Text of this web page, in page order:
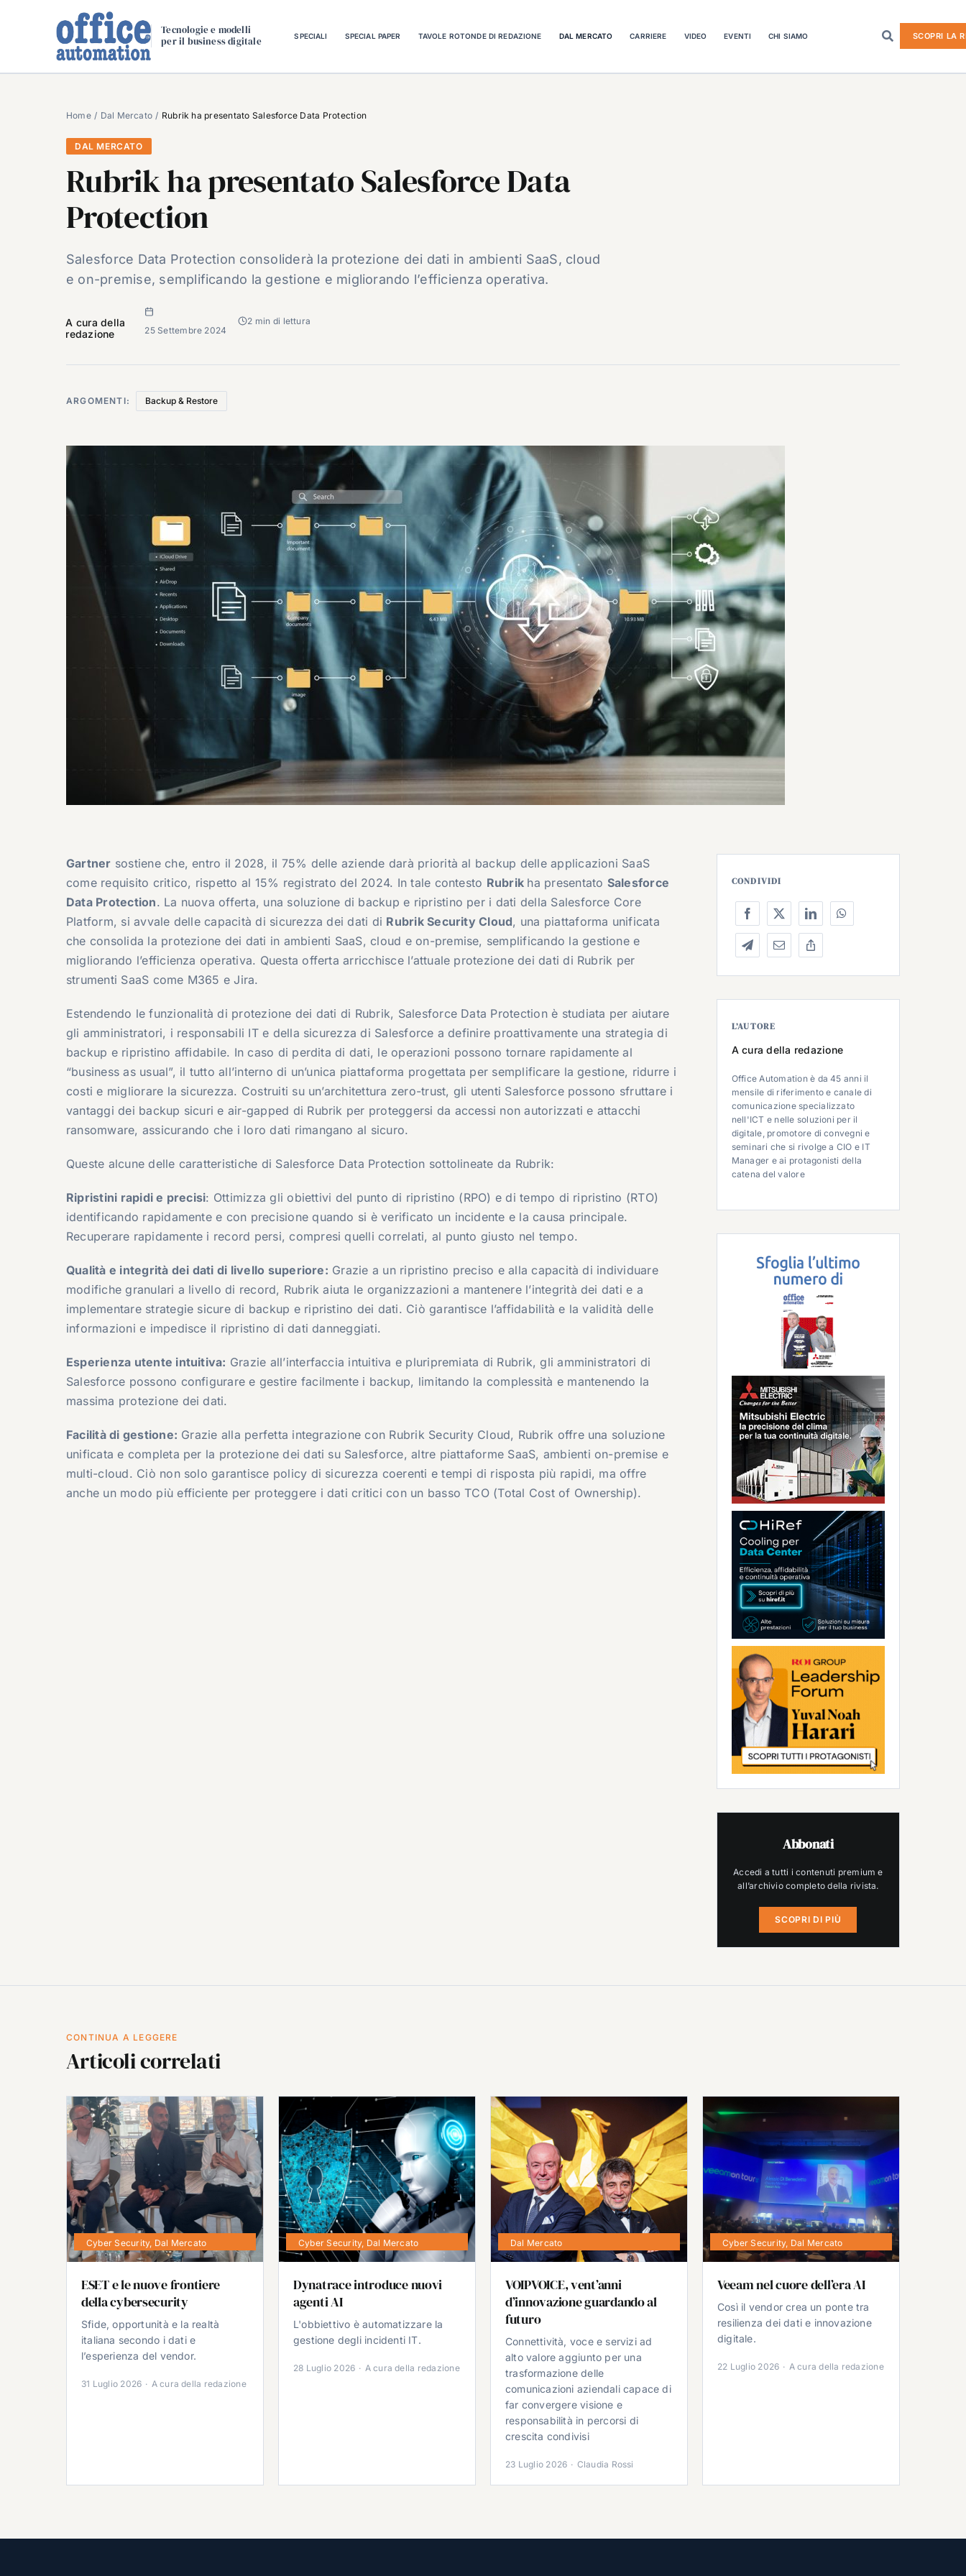
Tecnologie e modelli
per il business digitale
SPECIALI SPECIAL PAPER TAVOLE ROTONDE DI REDAZIONE DAL MERCATO CARRIERE VIDEO EVENTI CHI SIAMO SCOPRI LA
Home Dal Mercato Rubrik ha presentato Salesforce Data Protection
DAL MERCATO
Rubrik ha presentato Salesforce Data
Protection
Salesforce Data Protection consoliderà la protezione dei dati in ambienti SaaS, cloud
e on-premise, semplificando la gestione e migliorando l’efficienza operativa.
A cura della
redazione
25 Settembre 2024
2 min di lettura
ARGOMENTI: Backup & Restore
Gartner sostiene che, entro il 2028, il 75% delle aziende darà priorità al backup delle applicazioni SaaS
come requisito critico, rispetto al 15% registrato del 2024. In tale contesto Rubrik ha presentato Salesforce
Data Protection. La nuova offerta, una soluzione di backup e ripristino per i dati della Salesforce Core
Platform, si avvale delle capacità di sicurezza dei dati di Rubrik Security Cloud, una piattaforma unificata
che consolida la protezione dei dati in ambienti SaaS, cloud e on-premise, semplificando la gestione e
migliorando l’efficienza operativa. Questa offerta arricchisce l’attuale protezione dei dati di Rubrik per
strumenti SaaS come M365 e Jira.
Estendendo le funzionalità di protezione dei dati di Rubrik, Salesforce Data Protection è studiata per aiutare
gli amministratori, i responsabili IT e della sicurezza di Salesforce a definire proattivamente una strategia di
backup e ripristino affidabile. In caso di perdita di dati, le operazioni possono tornare rapidamente al
“business as usual”, il tutto all’interno di un’unica piattaforma progettata per semplificare la gestione, ridurre i
costi e migliorare la sicurezza. Costruiti su un’architettura zero-trust, gli utenti Salesforce possono sfruttare i
vantaggi dei backup sicuri e air-gapped di Rubrik per proteggersi da accessi non autorizzati e attacchi
ransomware, assicurando che i loro dati rimangano al sicuro.
Queste alcune delle caratteristiche di Salesforce Data Protection sottolineate da Rubrik:
Ripristini rapidi e precisi: Ottimizza gli obiettivi del punto di ripristino (RPO) e di tempo di ripristino (RTO)
identificando rapidamente e con precisione quando si è verificato un incidente e la causa principale.
Recuperare rapidamente i record persi, compresi quelli correlati, al punto giusto nel tempo.
Qualità e integrità dei dati di livello superiore: Grazie a un ripristino preciso e alla capacità di individuare
modifiche granulari a livello di record, Rubrik aiuta le organizzazioni a mantenere l’integrità dei dati e a
implementare strategie sicure di backup e ripristino dei dati. Ciò garantisce l’affidabilità e la validità delle
informazioni e impedisce il ripristino di dati danneggiati.
Esperienza utente intuitiva: Grazie all’interfaccia intuitiva e pluripremiata di Rubrik, gli amministratori di
Salesforce possono configurare e gestire facilmente i backup, limitando la complessità e mantenendo la
massima protezione dei dati.
Facilità di gestione: Grazie alla perfetta integrazione con Rubrik Security Cloud, Rubrik offre una soluzione
unificata e completa per la protezione dei dati su Salesforce, altre piattaforme SaaS, ambienti on-premise e
multi-cloud. Ciò non solo garantisce policy di sicurezza coerenti e tempi di risposta più rapidi, ma offre
anche un modo più efficiente per proteggere i dati critici con un basso TCO (Total Cost of Ownership).
CONDIVIDI
L’AUTORE
A cura della redazione
Office Automation è da 45 anni il
mensile di riferimento e canale di
comunicazione specializzato
nell'ICT e nelle soluzioni per il
digitale, promotore di convegni e
seminari che si rivolge a CIO e IT
Manager e ai protagonisti della
catena del valore
Abbonati
Accedi a tutti i contenuti premium e
all’archivio completo della rivista.
SCOPRI DI PIÙ
CONTINUA A LEGGERE
Articoli correlati
Cyber Security, Dal Mercato
ESET e le nuove frontiere
della cybersecurity
Sfide, opportunità e la realtà
italiana secondo i dati e
l’esperienza del vendor.
31 Luglio 2026 · A cura della redazione
Cyber Security, Dal Mercato
Dynatrace introduce nuovi
agenti AI
L'obbiettivo è automatizzare la
gestione degli incidenti IT.
28 Luglio 2026 · A cura della redazione
Dal Mercato
VOIPVOICE, vent’anni
d’innovazione guardando al
futuro
Connettività, voce e servizi ad
alto valore aggiunto per una
trasformazione delle
comunicazioni aziendali capace di
far convergere visione e
responsabilità in percorsi di
crescita condivisi
23 Luglio 2026 · Claudia Rossi
Cyber Security, Dal Mercato
Veeam nel cuore dell’era AI
Così il vendor crea un ponte tra
resilienza dei dati e innovazione
digitale.
22 Luglio 2026 · A cura della redazione